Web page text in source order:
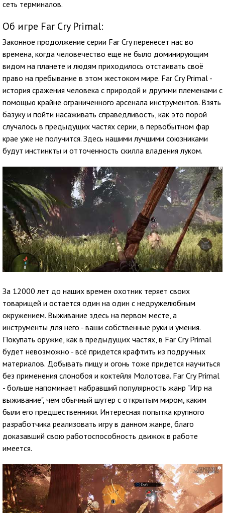
сеть терминалов.
Об игре Far Cry Primal:
Законное продолжение серии Far Cry перенесет нас во
времена, когда человечество еще не было доминирующим
видом на планете и людям приходилось отстаивать своё
право на пребывание в этом жестоком мире. Far Cry Primal -
история сражения человека с природой и другими племенами с
помощью крайне ограниченного арсенала инструментов. Взять
базуку и пойти насаживать справедливость, как это порой
случалось в предыдущих частях серии, в первобытном фар
крае уже не получится. Здесь нашими лучшими союзниками
будут инстинкты и отточенность скилла владения луком.
За 12000 лет до наших времен охотник теряет своих
товарищей и остается один на один с недружелюбным
окружением. Выживание здесь на первом месте, а
инструменты для него - ваши собственные руки и умения.
Покупать оружие, как в предыдущих частях, в Far Cry Primal
будет невозможно - всё придется крафтить из подручных
материалов. Добывать пищу и огонь тоже придется научиться
без применения слонобоя и коктейля Молотова. Far Cry Primal
- больше напоминает набравший популярность жанр "Игр на
выживание", чем обычный шутер с открытым миром, каким
были его предшественники. Интересная попытка крупного
разработчика реализовать игру в данном жанре, благо
доказавший свою работоспособность движок в работе
имеется.